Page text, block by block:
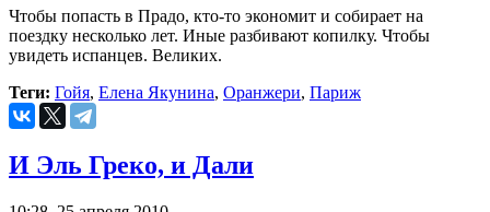
Чтобы попасть в Прадо, кто-то экономит и собирает на
поездку несколько лет. Иные разбивают копилку. Чтобы
увидеть испанцев. Великих.
Теги: Гойя, Елена Якунина, Оранжери, Париж
И Эль Греко, и Дали